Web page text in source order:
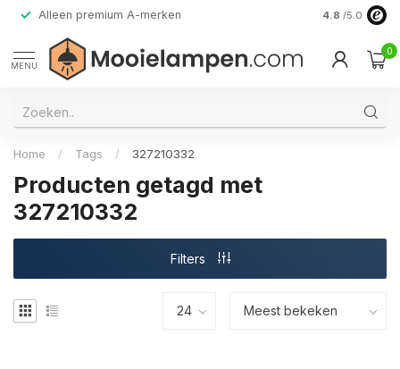
Alleen premium A-merken 4.8 /5.0
MENU
0
Home / Tags / 327210332
Producten getagd met
327210332
Filters